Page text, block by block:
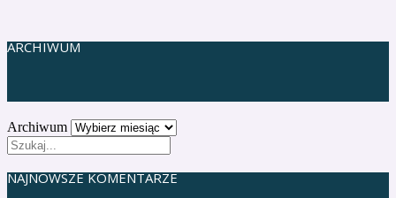
ARCHIWUM
Archiwum
NAJNOWSZE KOMENTARZE